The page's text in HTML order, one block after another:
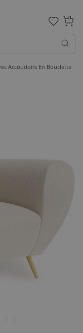
0
Accoudoirs En Bouclette